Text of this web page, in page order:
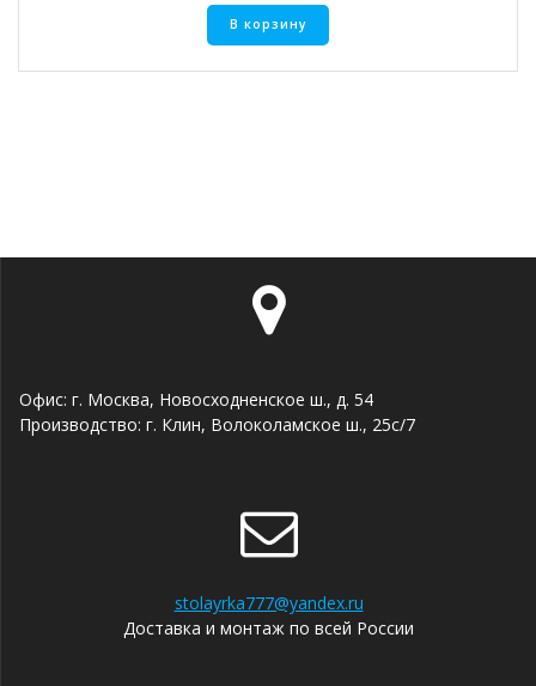
В корзину
Офис: г. Москва, Новосходненское ш., д. 54
Производство: г. Клин, Волоколамское ш., 25с/7
stolayrka777@yandex.ru
Доставка и монтаж по всей России